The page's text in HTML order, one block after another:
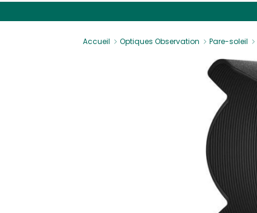
Accueil Optiques Observation Pare-soleil